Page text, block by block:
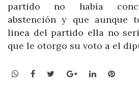
partido no había
abstención y que aunque
linea del partido ella no
que le otorgo su voto a el
WhatsApp
Facebook
TwitterGoogle+LinkedIn